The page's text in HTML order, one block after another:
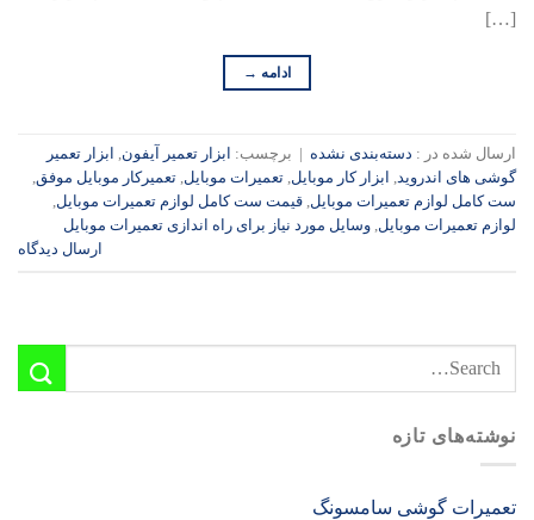
[…]
ادامه →
ارسال شده در : دسته‌بندی نشده برچسب: ابزار تعمیر آیفون,
ابزار تعمیر
گوشی های اندروید, ابزار کار موبایل, تعمیرات موبایل, تعمیرکار موبایل موفق,
ست کامل لوازم تعمیرات موبایل, قیمت ست کامل لوازم تعمیرات موبایل,
لوازم تعمیرات موبایل, وسایل مورد نیاز برای راه اندازی تعمیرات موبایل
ارسال دیدگاه
نوشته‌های تازه
تعمیرات گوشی سامسونگ